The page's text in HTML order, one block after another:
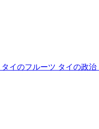
タイのフルーツ タイの政治